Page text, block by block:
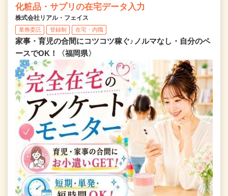
化粧品・サプリの在宅データ入力
株式会社リアル・フェイス
業務委託 登録制 在宅・内職
家事・育児の合間にコツコツ稼ぐ♪ノルマなし・自分のペ
ースでOK！〈福岡県〉